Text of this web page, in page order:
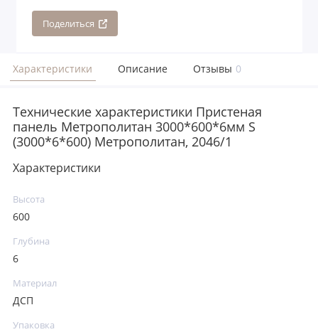
Поделиться
Характеристики Описание Отзывы 0
Технические характеристики Пристеная
панель Метрополитан 3000*600*6мм S
(3000*6*600) Метрополитан, 2046/1
Характеристики
Высота
600
Глубина
6
Материал
ДСП
Упаковка